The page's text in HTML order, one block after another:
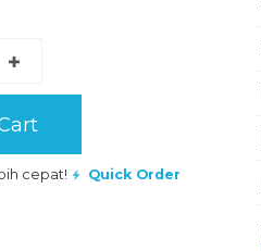
cepat! Quick Order